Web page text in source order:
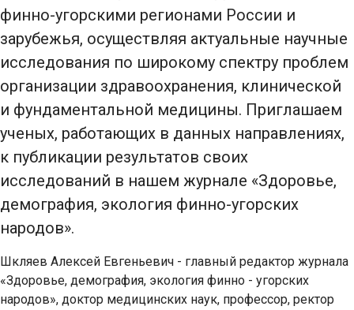
финно-угорскими регионами России и
зарубежья, осуществляя актуальные научные
исследования по широкому спектру проблем
организации здравоохранения, клинической
и фундаментальной медицины. Приглашаем
ученых, работающих в данных направлениях,
к публикации результатов своих
исследований в нашем журнале «Здоровье,
демография, экология финно-угорских
народов».
Шкляев Алексей Евгеньевич - главный редактор журнала
«Здоровье, демография, экология финно - угорских
народов», доктор медицинских наук, профессор, ректор